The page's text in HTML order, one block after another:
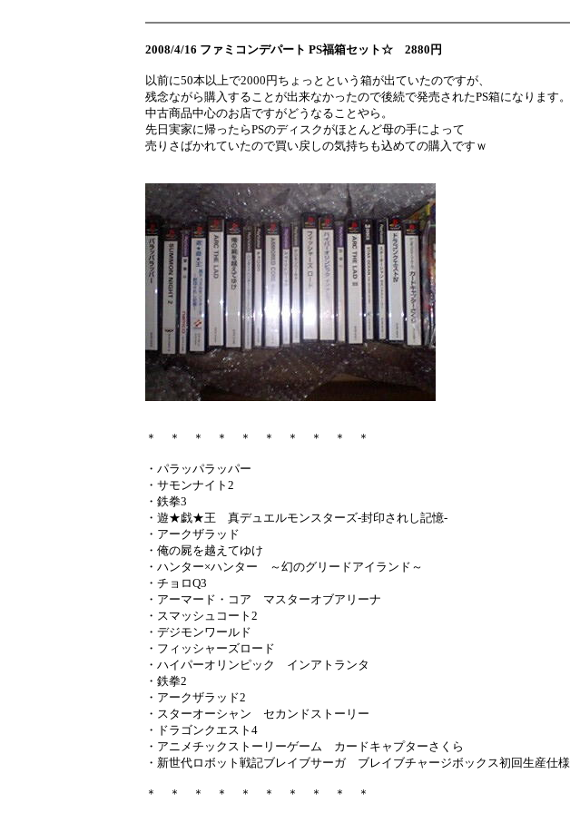
2008/4/16 ファミコンデパート PS福箱セット☆ 2880円
以前に50本以上で2000円ちょっとという箱が出ていたのですが、
残念ながら購入することが出来なかったので後続で発売されたPS箱になります。
中古商品中心のお店ですがどうなることやら。
先日実家に帰ったらPSのディスクがほとんど母の手によって
売りさばかれていたので買い戻しの気持ちも込めての購入ですｗ
＊ ＊ ＊ ＊ ＊ ＊ ＊ ＊ ＊ ＊
・パラッパラッパー
・サモンナイト2
・鉄拳3
・遊★戯★王 真デュエルモンスターズ-封印されし記憶-
・アークザラッド
・俺の屍を越えてゆけ
・ハンター×ハンター ～幻のグリードアイランド～
・チョロQ3
・アーマード・コア マスターオブアリーナ
・スマッシュコート2
・デジモンワールド
・フィッシャーズロード
・ハイパーオリンピック インアトランタ
・鉄拳2
・アークザラッド2
・スターオーシャン セカンドストーリー
・ドラゴンクエスト4
・アニメチックストーリーゲーム カードキャプターさくら
・新世代ロボット戦記ブレイブサーガ ブレイブチャージボックス初回生産仕様
＊ ＊ ＊ ＊ ＊ ＊ ＊ ＊ ＊ ＊